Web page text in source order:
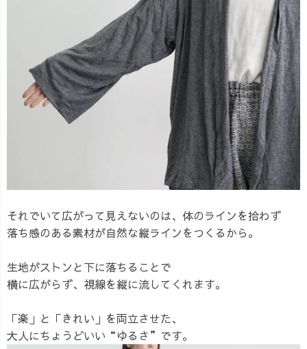
それでいて広がって見えないのは、体のラインを拾わず
落ち感のある素材が自然な縦ラインをつくるから。
生地がストンと下に落ちることで
横に広がらず、視線を縦に流してくれます。
「楽」と「きれい」を両立させた、
大人にちょうどいい“ゆるさ”です。